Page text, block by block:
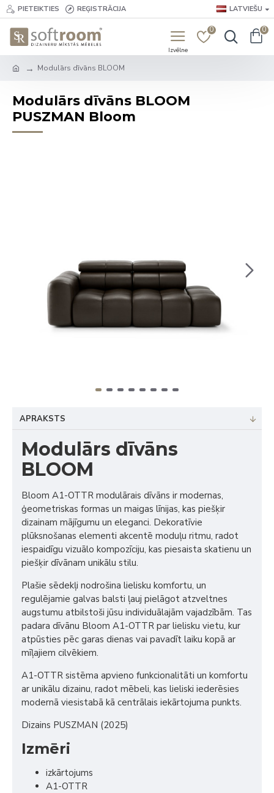
PIETEIKTIES REĢISTRĀCIJA LATVIEŠU
0 0
Modulārs dīvāns BLOOM
Modulārs dīvāns BLOOM
PUSZMAN Bloom
APRAKSTS
Modulārs dīvāns
BLOOM
Bloom A1-OTTR modulārais dīvāns ir modernas,
ģeometriskas formas un maigas līnijas, kas piešķir
dizainam mājīgumu un eleganci. Dekoratīvie
plūksnošanas elementi akcentē moduļu ritmu, radot
iespaidīgu vizuālo kompozīciju, kas piesaista skatienu un
piešķir dīvānam unikālu stilu.
Plašie sēdekļi nodrošina lielisku komfortu, un
regulējamie galvas balsti ļauj pielāgot atzveltnes
augstumu atbilstoši jūsu individuālajām vajadzībām. Tas
padara dīvānu Bloom A1-OTTR par lielisku vietu, kur
atpūsties pēc garas dienas vai pavadīt laiku kopā ar
mīļajiem cilvēkiem.
A1-OTTR sistēma apvieno funkcionalitāti un komfortu
ar unikālu dizainu, radot mēbeli, kas lieliski iederēsies
modernā viesistabā kā centrālais iekārtojuma punkts.
Dizains PUSZMAN (2025)
Izmēri
izkārtojums
A1-OTTR